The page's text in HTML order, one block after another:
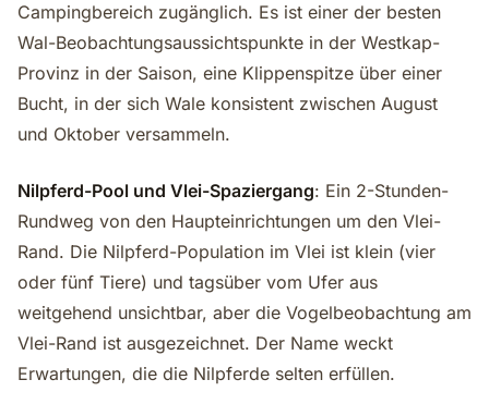
Campingbereich zugänglich. Es ist einer der besten
Wal-Beobachtungsaussichtspunkte in der Westkap-
Provinz in der Saison, eine Klippenspitze über einer
Bucht, in der sich Wale konsistent zwischen August
und Oktober versammeln.
Nilpferd-Pool und Vlei-Spaziergang: Ein 2-Stunden-
Rundweg von den Haupteinrichtungen um den Vlei-
Rand. Die Nilpferd-Population im Vlei ist klein (vier
oder fünf Tiere) und tagsüber vom Ufer aus
weitgehend unsichtbar, aber die Vogelbeobachtung am
Vlei-Rand ist ausgezeichnet. Der Name weckt
Erwartungen, die die Nilpferde selten erfüllen.